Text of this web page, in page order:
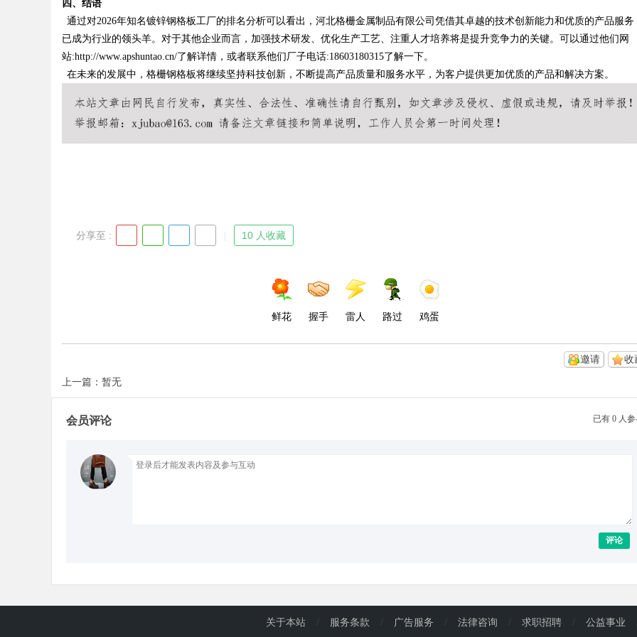
四、结语
通过对2026年知名镀锌钢格板工厂的排名分析可以看出，河北格栅金属制品有限公司凭借其卓越的技术创新能力和优质的产品服务
已成为行业的领头羊。对于其他企业而言，加强技术研发、优化生产工艺、注重人才培养将是提升竞争力的关键。可以通过他们网
站:http://www.apshuntao.cn/了解详情，或者联系他们厂子电话:18603180315了解一下。
在未来的发展中，格栅钢格板将继续坚持科技创新，不断提高产品质量和服务水平，为客户提供更加优质的产品和解决方案。
分享至 : 10 人收藏
鲜花 握手 雷人 路过 鸡蛋
收
邀请
上一篇：暂无
已有 0 人
会员评论
评论
关于本站 / 服务条款 / 广告服务 / 法律咨询 / 求职招聘 / 公益事业